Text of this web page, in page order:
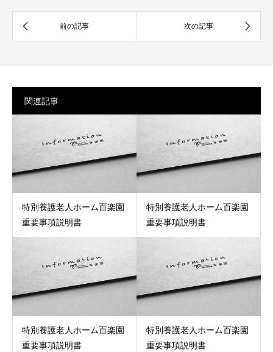
関連記事
特別養護老人ホーム百楽園
重要事項説明書
特別養護老人ホーム百楽園
重要事項説明書
特別養護老人ホーム百楽園
重要事項説明書
特別養護老人ホーム百楽園
重要事項説明書